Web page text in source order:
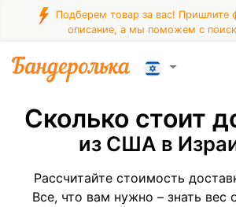
Подберем товар за вас! Пришлите
описание, а мы поможем с
Сколько стоит
из США в
Рассчитайте стоимость
Все, что вам нужно – знать вес